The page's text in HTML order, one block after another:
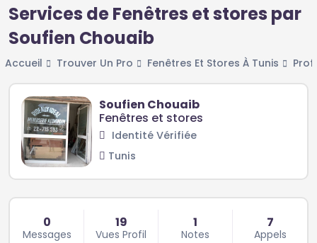
Services de Fenêtres et stores par
Soufien Chouaib
Accueil Trouver Un Pro Fenêtres Et Stores À Tunis
Soufien Chouaib
Fenêtres et stores
Identité Vérifiée
Tunis
0
Messages
19
Vues Profil
1
Notes
7
Appels